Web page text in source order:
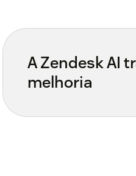
A Zendesk AI
melhoria